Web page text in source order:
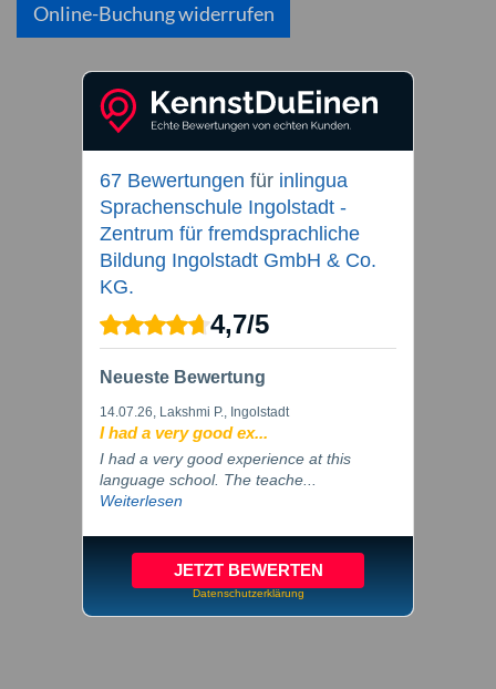
Online-Buchung widerrufen
67 Bewertungen für inlingua
Sprachenschule Ingolstadt -
Zentrum für fremdsprachliche
Bildung Ingolstadt GmbH & Co.
KG.
4,7/5
Neueste Bewertung
14.07.26, Lakshmi P., Ingolstadt
I had a very good ex...
I had a very good experience at this
language school. The teache...
Weiterlesen
JETZT BEWERTEN
Datenschutzerklärung